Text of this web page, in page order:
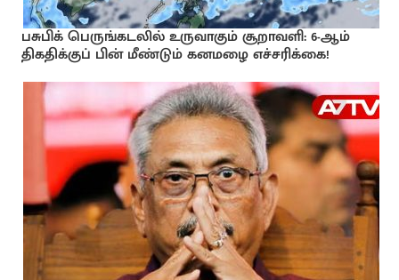
பசுபிக் பெருங்கடலில் உருவாகும் சூறாவளி: 6-ஆம்
திகதிக்குப் பின் மீண்டும் கனமழை எச்சரிக்கை!